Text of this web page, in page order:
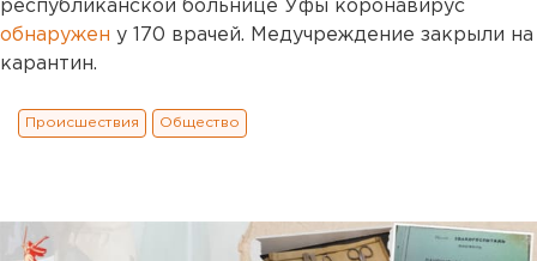
республиканской больнице Уфы коронавирус
обнаружен у 170 врачей. Медучреждение закрыли на
карантин.
Происшествия Общество